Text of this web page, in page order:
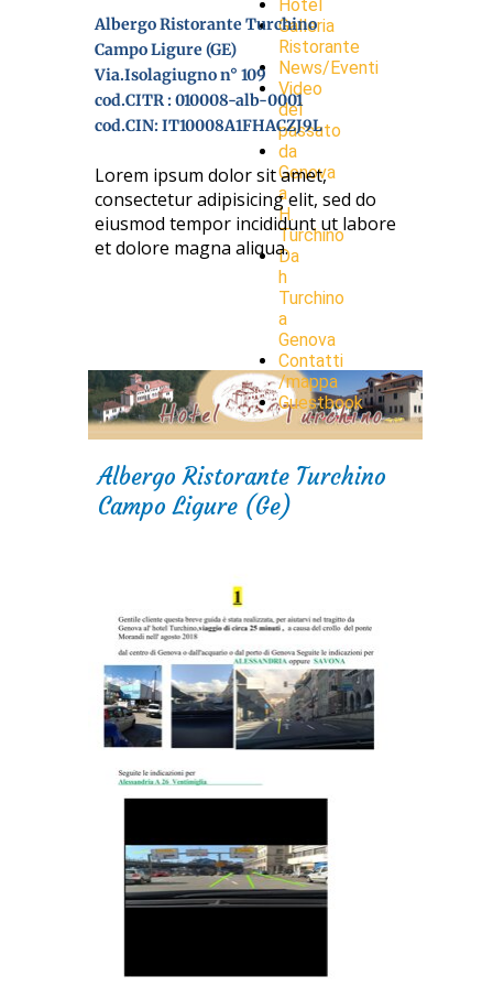
Albergo Ristorante Turchino
Campo Ligure (GE)
Via.Isolagiugno n° 109
cod.CITR : 010008-alb-0001
cod.CIN: IT10008A1FHACZJ9L
Lorem ipsum dolor sit amet,
consectetur adipisicing elit, sed do
eiusmod tempor incididunt ut labore
et dolore magna aliqua.
Albergo Ristorante Turchino
Campo Ligure (Ge)
Hotel
Galleria
Ristorante
News/Eventi
Video
del
passato
da
Genova
a
H.
Turchino
Da
h
Turchino
a
Genova
Contatti
/mappa
Guestbook